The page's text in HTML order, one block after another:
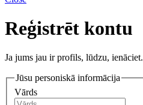
Reģistrēt kontu
Ja jums jau ir profils, lūdzu, ienāciet.
Jūsu personiskā informācija
Vārds